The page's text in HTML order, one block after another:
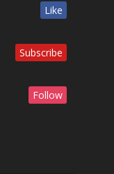
Like
Subscribe
Follow